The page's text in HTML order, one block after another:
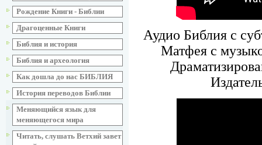
Рождение Книги - Библии
Драгоценные Книги
Библия и история
Библия и археология
Как дошла до нас БИБЛИЯ
История переводов Библии
Меняющийся язык для
меняющегося мира
Читать, слушать Ветхий завет
Аудио Библия с
Матфея с